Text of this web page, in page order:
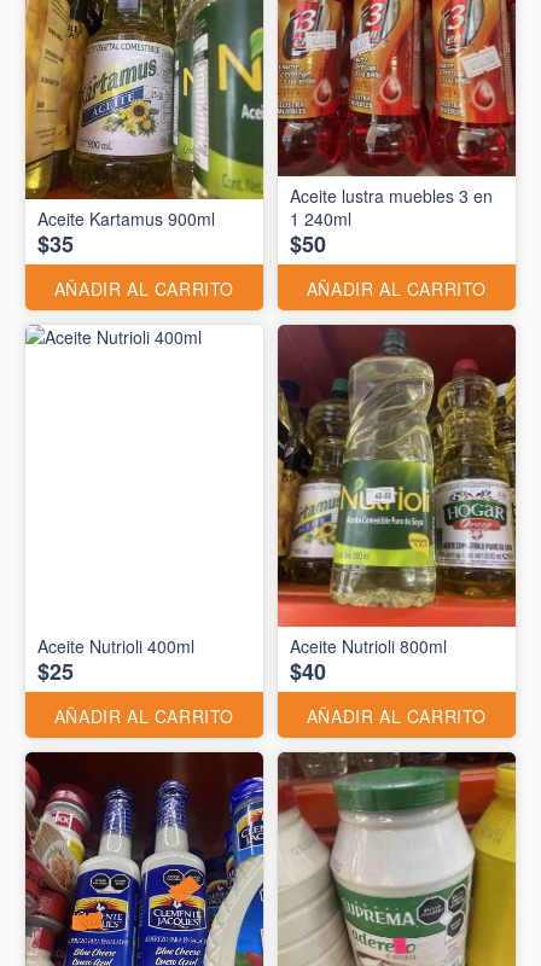
Aceite Kartamus 900ml
$35
AÑADIR AL CARRITO
Aceite lustra muebles 3 en
1 240ml
$50
AÑADIR AL CARRITO
Aceite Nutrioli 400ml
$25
AÑADIR AL CARRITO
Aceite Nutrioli 800ml
$40
AÑADIR AL CARRITO